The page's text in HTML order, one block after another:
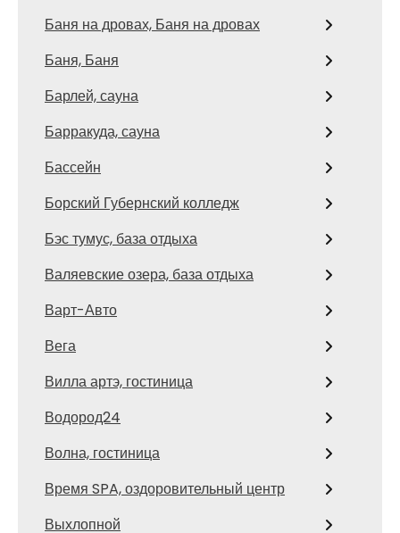
Баня на дровах, Баня на дровах
Баня, Баня
Барлей, сауна
Барракуда, сауна
Бассейн
Борский Губернский колледж
Бэс тумус, база отдыха
Валяевские озера, база отдыха
Варт-Авто
Вега
Вилла артэ, гостиница
Водород24
Волна, гостиница
Время SPA, оздоровительный центр
Выхлопной